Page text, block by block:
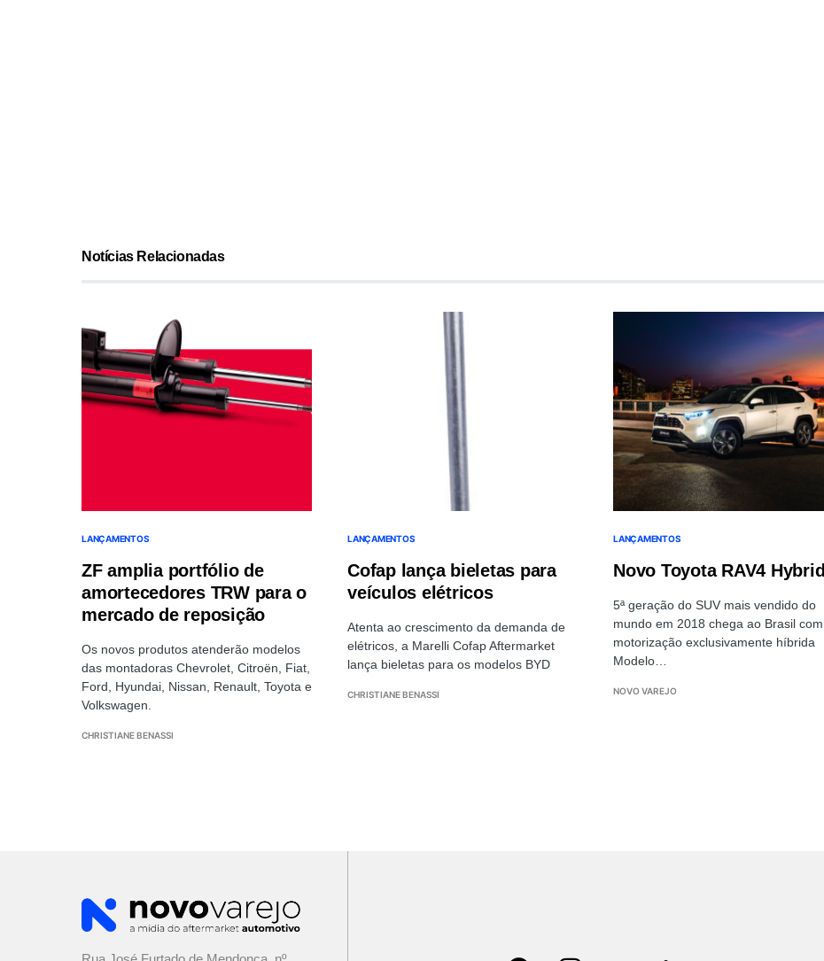
Notícias Relacionadas
LANÇAMENTOS
ZF amplia portfólio de
amortecedores TRW para o
mercado de reposição
Os novos produtos atenderão modelos
das montadoras Chevrolet, Citroën, Fiat,
Ford, Hyundai, Nissan, Renault, Toyota e
Volkswagen.
CHRISTIANE BENASSI
LANÇAMENTOS
Cofap lança bieletas para
veículos elétricos
Atenta ao crescimento da demanda de
elétricos, a Marelli Cofap Aftermarket
lança bieletas para os modelos BYD
CHRISTIANE BENASSI
LANÇAMENTOS
Novo Toyota RAV4 Hybrid
5ª geração do SUV mais vendido do
mundo em 2018 chega ao Brasil com
motorização exclusivamente híbrida
Modelo…
NOVO VAREJO